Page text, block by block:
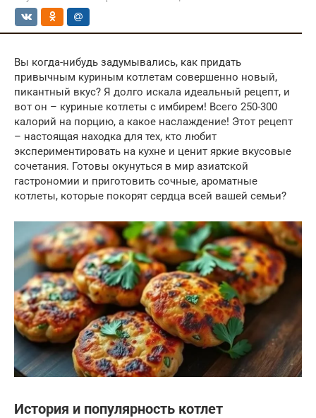
Вы когда-нибудь задумывались, как придать
привычным куриным котлетам совершенно новый,
пикантный вкус? Я долго искала идеальный рецепт, и
вот он – куриные котлеты с имбирем! Всего 250-300
калорий на порцию, а какое наслаждение! Этот рецепт
– настоящая находка для тех, кто любит
экспериментировать на кухне и ценит яркие вкусовые
сочетания. Готовы окунуться в мир азиатской
гастрономии и приготовить сочные, ароматные
котлеты, которые покорят сердца всей вашей семьи?
История и популярность котлет